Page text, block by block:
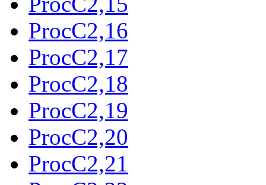
ProcC2,16
ProcC2,17
ProcC2,18
ProcC2,19
ProcC2,20
ProcC2,21